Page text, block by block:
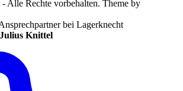
Alle Rechte vorbehalten. Theme by
Julius Knittel